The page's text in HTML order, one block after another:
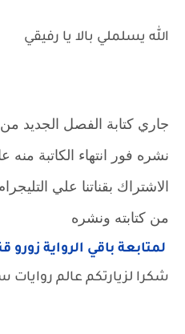
الله يسلملي بالا يا رفيقي
جاري كتابة الفصل الجديد
نشره فور انتهاء الكاتبة منه
الاشتراك بقناتنا علي
من كتابته ونشره
لمتابعة باقي الرواية زورو
شكرا لزيارتكم عالم روايات